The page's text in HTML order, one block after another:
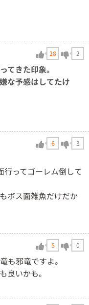
28 2
てきた印象。
な予感はしてたけ
6 3
ってゴーレム倒して
ボス面雑魚だけだか
5 0
も邪竜ですよ。
良いかも。